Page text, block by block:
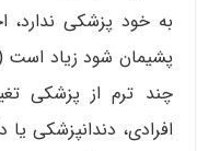
به خود پزشکی ندارد،
پشیمان شود زیاد است
چند ترم از پزشکی
افرادی، دندانپزشکی یا